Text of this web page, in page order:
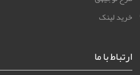
خرید لینک
ارتباط با ما